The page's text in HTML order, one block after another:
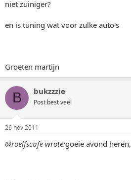
niet zuiniger?
en is tuning wat voor zulke auto's
Groeten martijn
B bukzzzie
Post best veel
26 nov 2011
@roelfscafe wrote:goeie avond heren,